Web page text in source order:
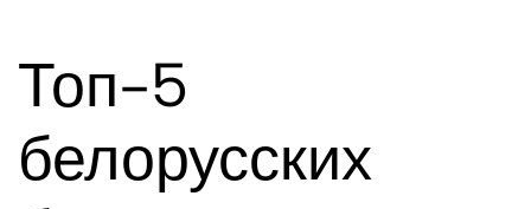
Топ-5
белорусских